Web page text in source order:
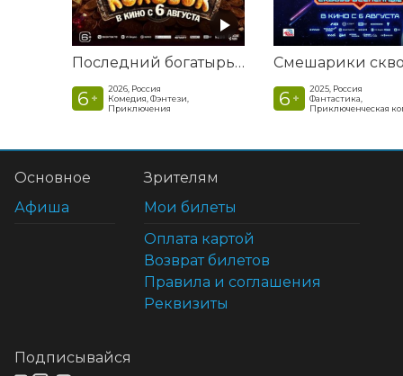
Последний богатырь. Колобок
6 +
2026, Россия
Комедия, Фэнтези,
Приключения
6 +
2025, Россия
Фантастика,
Приключенческая
Основное
Афиша
Зрителям
Мои билеты
Оплата картой
Возврат билетов
Правила и соглашения
Реквизиты
Подписывайся